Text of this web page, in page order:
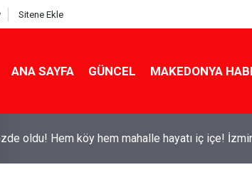
Sitene Ekle
ANA SAYFA GÜNCEL MAKEDONYA
oldu! Hem köy hem mahalle hayatı iç içe!